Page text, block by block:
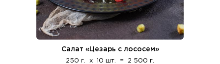
Салат «Цезарь с лососем»
250 г. x 10 шт. = 2 500 г.